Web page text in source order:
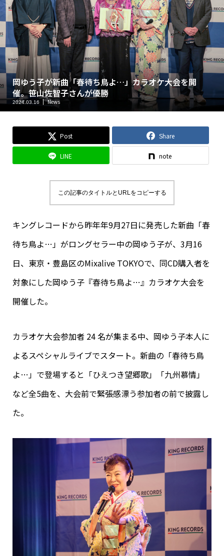
岡ゆう子が新曲「春待ち鳥よ…」カラオケ大会を開
催。笹山佐智子さんが優勝
2024.03.16 News
Post Share
LINE note
この記事のタイトルとURLをコピーする
キングレコードから昨年年9月27日に発売した新曲「春
待ち鳥よ…」がロングセラー中の岡ゆう子が、3月16
日、東京・豊島区のMixalive TOKYOで、同CD購入者を
対象にした岡ゆう子『春待ち鳥よ…』カラオケ大会を
開催した。
カラオケ大会参加者 24 名が集まる中、岡ゆう子本人に
よるスペシャルライブでスタート。新曲の「春待ち鳥
よ…」で登場すると「ひえつき望郷歌」「九州慕情」
など全5曲を、大会前で緊張感漂う参加者の前で披露し
た。